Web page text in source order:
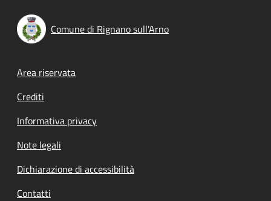
Comune di Rignano sull'Arno
Footer menu
Area riservata
Crediti
Informativa privacy
Note legali
Dichiarazione di accessibilità
Contatti